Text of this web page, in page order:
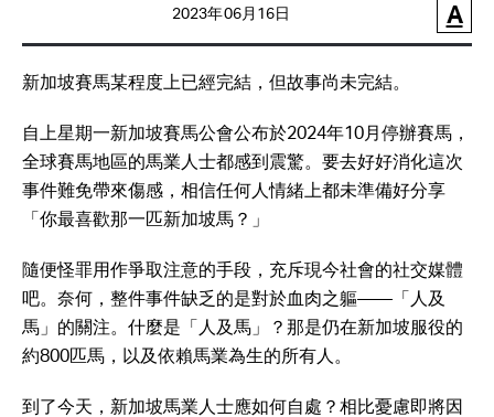
2023年06月16日
A
新加坡賽馬某程度上已經完結，但故事尚未完結。
自上星期一新加坡賽馬公會公布於2024年10月停辦賽馬，
全球賽馬地區的馬業人士都感到震驚。要去好好消化這次
事件難免帶來傷感，相信任何人情緒上都未準備好分享
「你最喜歡那一匹新加坡馬？」
隨便怪罪用作爭取注意的手段，充斥現今社會的社交媒體
吧。奈何，整件事件缺乏的是對於血肉之軀——「人及
馬」的關注。什麼是「人及馬」？那是仍在新加坡服役的
約800匹馬，以及依賴馬業為生的所有人。
到了今天，新加坡馬業人士應如何自處？相比憂慮即將因